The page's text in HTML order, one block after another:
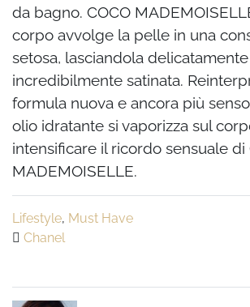
da bagno. COCO
corpo avvolge la pelle in una
setosa, lasciandola
incredibilmente satinata.
formula nuova e ancora più
olio idratante si vaporizza sul
intensificare il ricordo sensuale di
MADEMOISELLE.
Lifestyle, Must Have
Chanel